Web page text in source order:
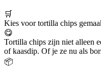
🛒
Kies voor tortilla chips
😋
Tortilla chips zijn niet alleen
of kaasdip. Of je ze nu als
📦